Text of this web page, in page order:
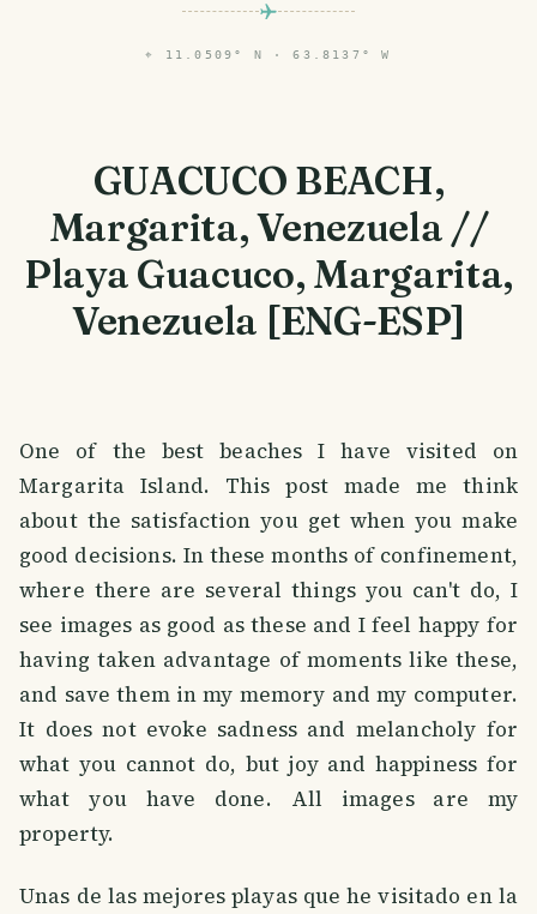
⌖ 11.0509° N · 63.8137° W
GUACUCO BEACH,
Margarita, Venezuela //
Playa Guacuco, Margarita,
Venezuela [ENG-ESP]
One of the best beaches I have visited on
Margarita Island. This post made me think
about the satisfaction you get when you make
good decisions. In these months of confinement,
where there are several things you can't do, I
see images as good as these and I feel happy for
having taken advantage of moments like these,
and save them in my memory and my computer.
It does not evoke sadness and melancholy for
what you cannot do, but joy and happiness for
what you have done. All images are my
property.
Unas de las mejores playas que he visitado en la